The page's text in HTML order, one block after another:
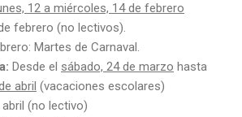
12 a miércoles, 14 de febrero
febrero (no lectivos).
Martes de Carnaval.
Desde el sábado, 24 de marzo hasta
abril (vacaciones escolares)
(no lectivo)